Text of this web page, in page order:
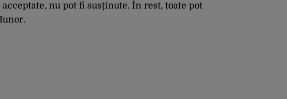
nu pot fi susținute. În rest, toate pot